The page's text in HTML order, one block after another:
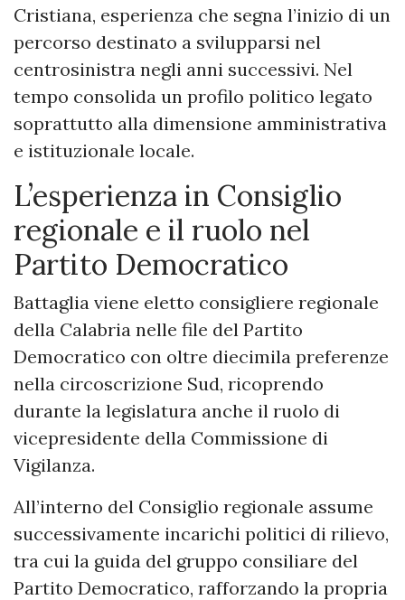
Cristiana, esperienza che segna l’inizio di un
percorso destinato a svilupparsi nel
centrosinistra negli anni successivi. Nel
tempo consolida un profilo politico legato
soprattutto alla dimensione amministrativa
e istituzionale locale.
L’esperienza in Consiglio
regionale e il ruolo nel
Partito Democratico
Battaglia viene eletto consigliere regionale
della Calabria nelle file del Partito
Democratico con oltre diecimila preferenze
nella circoscrizione Sud, ricoprendo
durante la legislatura anche il ruolo di
vicepresidente della Commissione di
Vigilanza.
All’interno del Consiglio regionale assume
successivamente incarichi politici di rilievo,
tra cui la guida del gruppo consiliare del
Partito Democratico, rafforzando la propria